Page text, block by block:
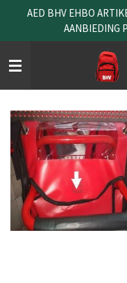
naar
de
hoofdinhoud
AED BHV EHBO
AANBIEDING